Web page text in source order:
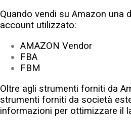
Quando vendi su Amazon
account utilizzato:
AMAZON Vendor
FBA
FBM
Oltre agli strumenti forniti da
strumenti forniti da società
informazioni per ottimizzare il